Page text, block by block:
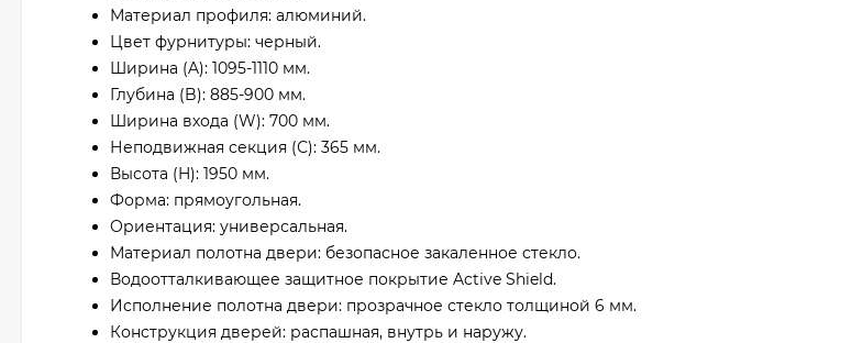
Материал профиля: алюминий.
Цвет фурнитуры: черный.
Ширина (A): 1095-1110 мм.
Глубина (B): 885-900 мм.
Ширина входа (W): 700 мм.
Неподвижная секция (С): 365 мм.
Высота (H): 1950 мм.
Форма: прямоугольная.
Ориентация: универсальная.
Материал полотна двери: безопасное закаленное стекло.
Водоотталкивающее защитное покрытие Active Shield.
Исполнение полотна двери: прозрачное стекло толщиной 6 мм.
Конструкция дверей: распашная, внутрь и наружу.